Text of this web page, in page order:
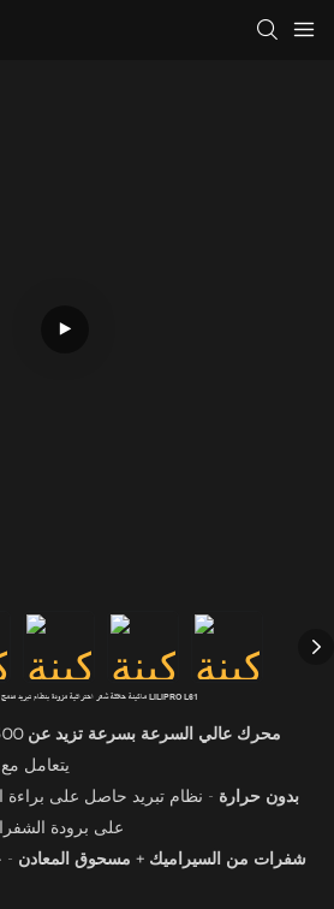
ماكينة حلاقة شعر احترافية مزودة بنظام تبريد مدمج وشفرة ومحرك 8500 دورة في الدقيقة، ماكينة قص شعر بالجملة من LILIPRO L61
محرك عالي السرعة بسرعة تزيد عن 8500 دورة في الدقيقة
يتعامل
شفرة DLC بدون حرارة - نظام تبريد حاصل على براءة
على برودة
شفرات من السيراميك + مسحوق المعادن -